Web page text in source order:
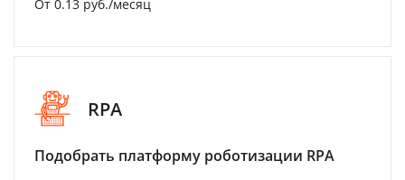
От 0.13 руб./месяц
RPA
Подобрать платформу роботизации RPA